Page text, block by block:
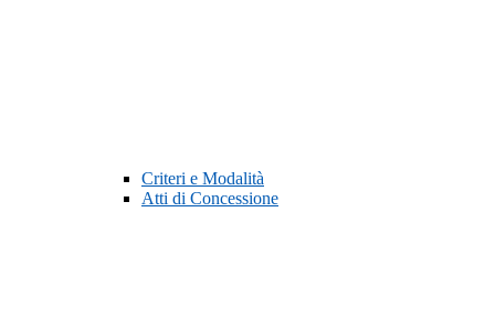
Criteri e Modalità
Atti di Concessione